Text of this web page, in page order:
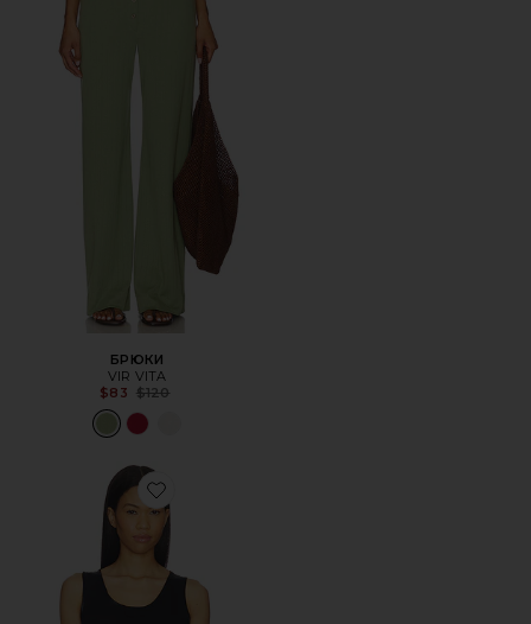
БРЮКИ
VIR VITA
$83 Previous price:
$120
Favorite БЛУЗКА BISOU